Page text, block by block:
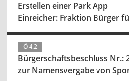
Erstellen einer Park App
Einreicher: Fraktion Bürger
Ö 4.2
Bürgerschaftsbeschluss Nr.:
zur Namensvergabe von